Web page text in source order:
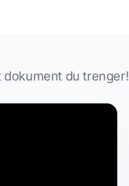
du trenger!